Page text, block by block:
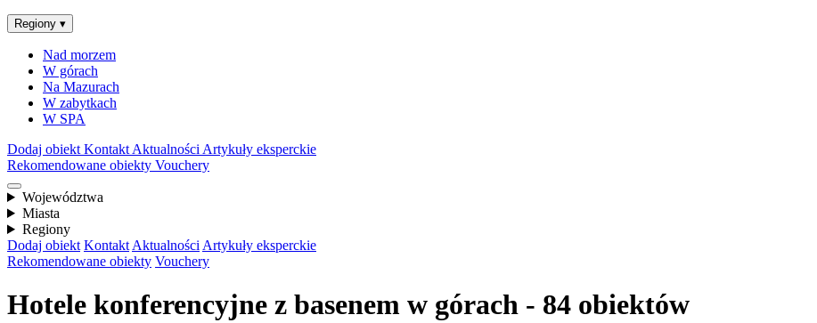
Regiony ▾
Nad morzem
W górach
Na Mazurach
W zabytkach
W SPA
Dodaj obiekt Kontakt Aktualności Artykuły eksperckie
Rekomendowane obiekty Vouchery
Województwa
Miasta
Regiony
Dodaj obiekt Kontakt Aktualności Artykuły eksperckie
Rekomendowane obiekty Vouchery
Hotele konferencyjne z basenem w górach - 84 obiektów